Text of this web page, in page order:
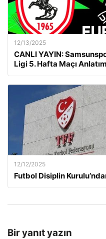
12/13/2025
CANLI YAYIN:
Ligi 5. Hafta Maçı
12/12/2025
Futbol Disiplin
Bir yanıt yazın